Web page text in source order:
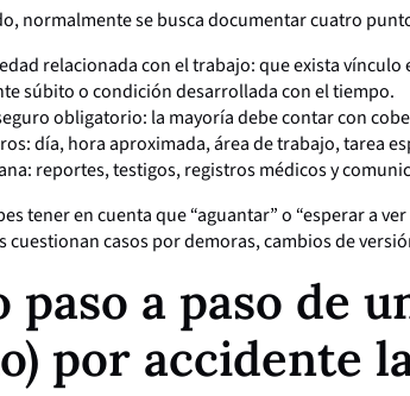
normalmente se busca documentar cuatro
relacionada con el trabajo: que exista
súbito o condición desarrollada con el tiempo.
obligatorio: la mayoría debe contar con
día, hora aproximada, área de trabajo, tarea
reportes, testigos, registros médicos y
tener en cuenta que “aguantar” o “esperar a
cuestionan casos por demoras, cambios de
paso a paso de
por accidente